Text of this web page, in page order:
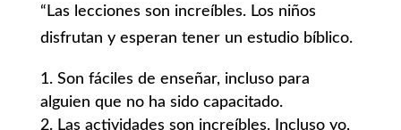
“Las lecciones son increíbles. Los niños
disfrutan y esperan tener un estudio bíblico.
Son fáciles de enseñar, incluso para
alguien que no ha sido capacitado.
Las actividades son increíbles. Incluso yo,